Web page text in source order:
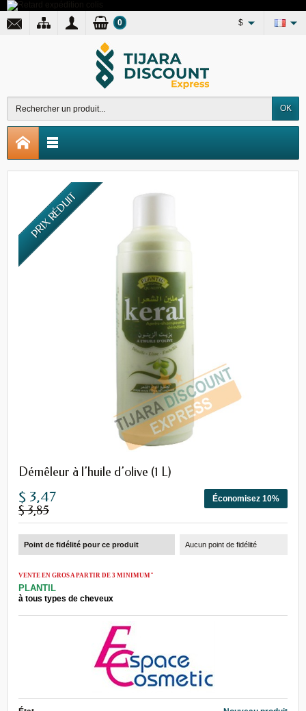
$
OK
0
PRIX RÉDUIT
Démêleur à l’huile d’olive (1 L)
Économisez 10%
$ 3,47
$ 3,85
Point de fidélité pour ce produit Aucun point de fidélité
VENTE EN GROS A PARTIR DE 3 MINIMUM"
PLANTIL
à tous types de cheveux